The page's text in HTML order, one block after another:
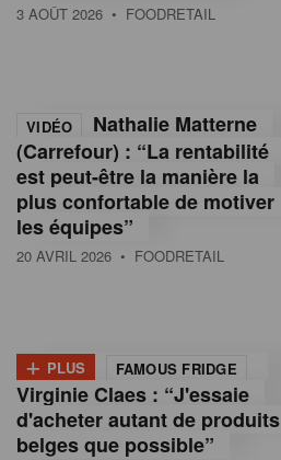
3 AOÛT 2026 • FOODRETAIL
VIDÉO
Nathalie Matterne
(Carrefour) : “La rentabilité
est peut-être la manière la
plus confortable de motiver
les équipes”
20 AVRIL 2026 • FOODRETAIL
+ PLUS FAMOUS FRIDGE
Virginie Claes : “J'essaie
d'acheter autant de produits
belges que possible”